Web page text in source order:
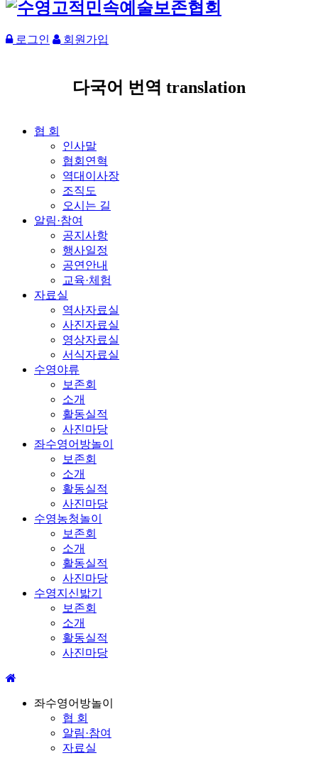
로그인 회원가입
다국어 번역 translation
협 회
인사말
협회연혁
역대이사장
조직도
오시는 길
알림·참여
공지사항
행사일정
공연안내
교육·체험
자료실
역사자료실
사진자료실
영상자료실
서식자료실
수영야류
보존회
소개
활동실적
사진마당
좌수영어방놀이
보존회
소개
활동실적
사진마당
수영농청놀이
보존회
소개
활동실적
사진마당
수영지신밟기
보존회
소개
활동실적
사진마당
좌수영어방놀이
협 회
알림·참여
자료실